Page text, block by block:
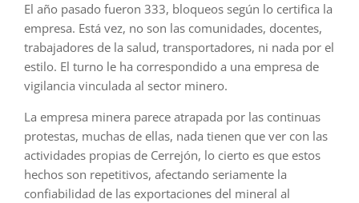
El año pasado fueron 333, bloqueos según lo certifica la
empresa. Está vez, no son las comunidades, docentes,
trabajadores de la salud, transportadores, ni nada por el
estilo. El turno le ha correspondido a una empresa de
vigilancia vinculada al sector minero.
La empresa minera parece atrapada por las continuas
protestas, muchas de ellas, nada tienen que ver con las
actividades propias de Cerrejón, lo cierto es que estos
hechos son repetitivos, afectando seriamente la
confiabilidad de las exportaciones del mineral al